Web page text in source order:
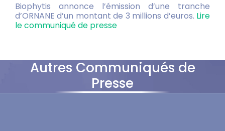
Biophytis annonce l’émission d’une tranche
d’ORNANE d’un montant de 3 millions d’euros. Lire
le communiqué de presse
Autres Communiqués de
Presse